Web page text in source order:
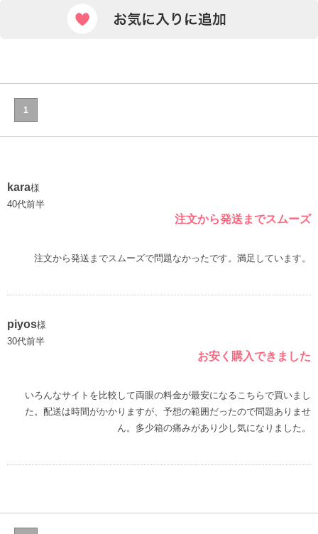
1
kara様
40代前半
注文から発送までスムーズ
注文から発送までスムーズで問題なかったです。満足しています。
piyos様
30代前半
お安く購入できました
いろんなサイトを比較して両眼の料金が最安になるこちらで買いまし
た。配送は時間がかかりますが、予想の範囲だったので問題ありませ
ん。多少箱の痛みがあり少し気になりました。